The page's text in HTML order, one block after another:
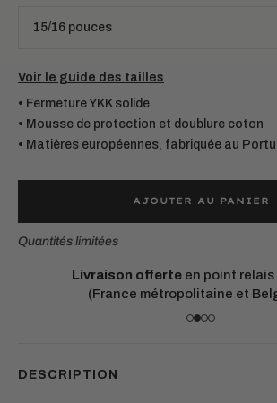
Voir le guide des tailles
• Fermeture YKK solide
• Mousse de protection et doublure coton
• Matières européennes, fabriquée au
AJOUTER AU PANIER
Quantités limitées
Matières européennes
Chaque pièce est conçue
DESCRIPTION